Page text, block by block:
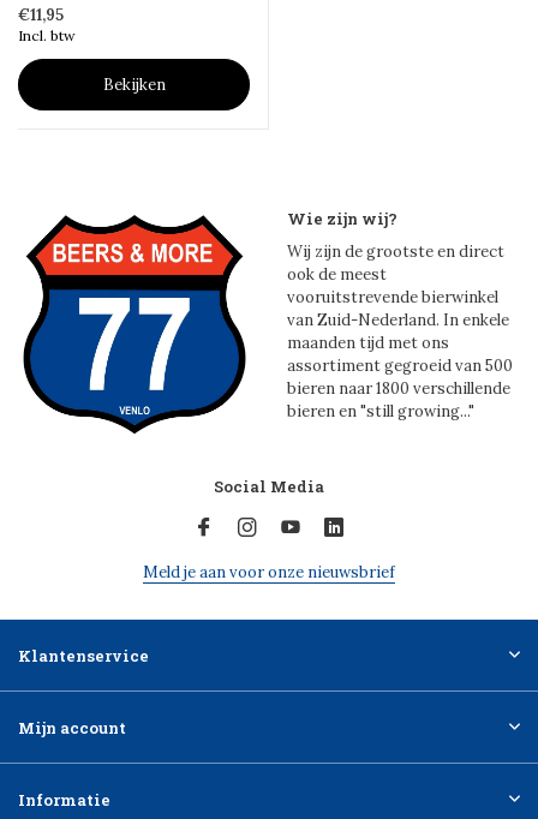
€11,95
Incl. btw
Bekijken
Wie zijn wij?
Wij zijn de grootste en direct
ook de meest
vooruitstrevende bierwinkel
van Zuid-Nederland. In enkele
maanden tijd met ons
assortiment gegroeid van 500
bieren naar 1800 verschillende
bieren en "still growing..."
Social Media
Meld je aan voor onze nieuwsbrief
Klantenservice
Mijn account
Informatie